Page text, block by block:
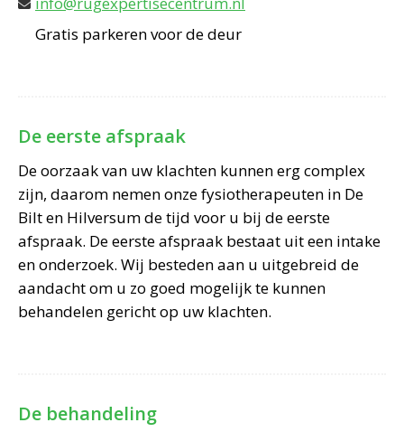
Gratis parkeren voor de deur
De eerste afspraak
De oorzaak van uw klachten kunnen erg complex
zijn, daarom nemen onze fysiotherapeuten in De
Bilt en Hilversum de tijd voor u bij de eerste
afspraak. De eerste afspraak bestaat uit een intake
en onderzoek. Wij besteden aan u uitgebreid de
aandacht om u zo goed mogelijk te kunnen
behandelen gericht op uw klachten.
De behandeling